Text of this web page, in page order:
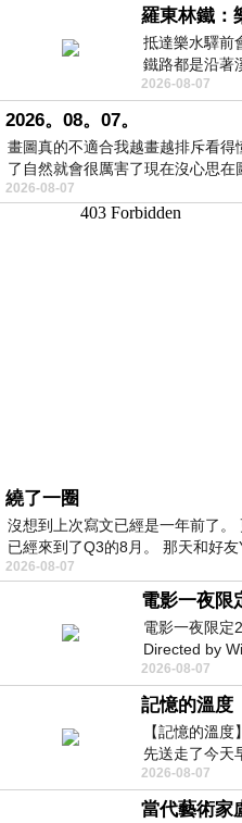
羅東林鐵：
抵達樂水驛前
鐵路都是沿著
但因與臺鐵集
2026-08-07
2026。08。07。
畫圖真的不適合我越畫越排斥看得
了自然就會很厲害了現在沒心思
2026-08-07
繞了一圈
沒想到上次寫文已經是一年前了
已經來到了Q3的8月。 那天和好
2026-08-07
電影一夜限定
Directed by
Starring
2026-08-07
記憶的溫度
【記憶的溫
先送走了今天
以為展場已經
2026-08-07